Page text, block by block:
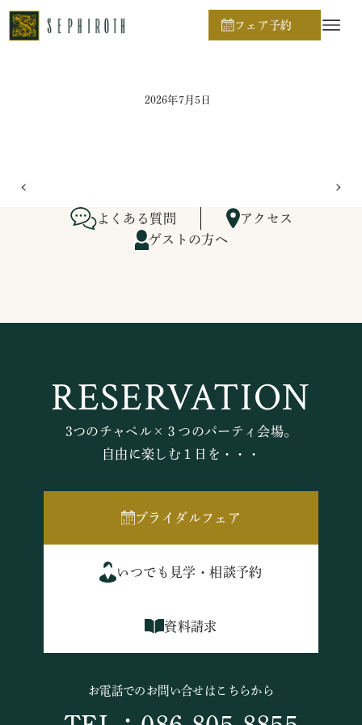
フェア予約
ホーム
2026年7月5日
よくある質問
アクセス
ゲストの方へ
RESERVATION
3つのチャペル×３つのパーティ会場。
自由に楽しむ１日を・・・
ブライダルフェア
いつでも見学・相談予約
資料請求
お電話でのお問い合せはこちらから